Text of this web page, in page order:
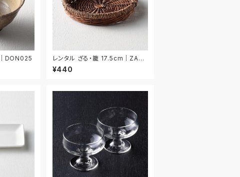
DON025
レンタル ざる・籠 17.5cm｜ZAR0
34
¥440